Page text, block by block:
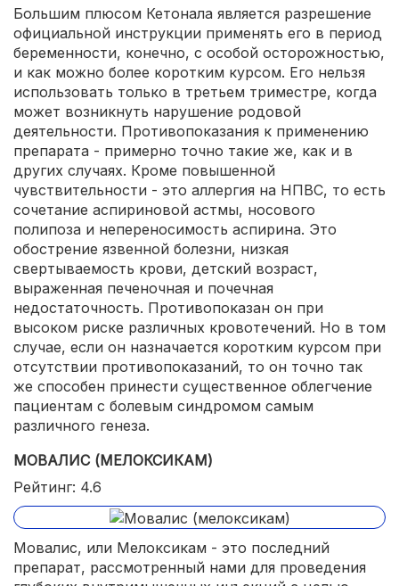
Большим плюсом Кетонала является разрешение
официальной инструкции применять его в период
беременности, конечно, с особой осторожностью,
и как можно более коротким курсом. Его нельзя
использовать только в третьем триместре, когда
может возникнуть нарушение родовой
деятельности. Противопоказания к применению
препарата - примерно точно такие же, как и в
других случаях. Кроме повышенной
чувствительности - это аллергия на НПВС, то есть
сочетание аспириновой астмы, носового
полипоза и непереносимость аспирина. Это
обострение язвенной болезни, низкая
свертываемость крови, детский возраст,
выраженная печеночная и почечная
недостаточность. Противопоказан он при
высоком риске различных кровотечений. Но в том
случае, если он назначается коротким курсом при
отсутствии противопоказаний, то он точно так
же способен принести существенное облегчение
пациентам с болевым синдромом самым
различного генеза.
МОВАЛИС (МЕЛОКСИКАМ)
Рейтинг: 4.6
Мовалис, или Мелоксикам - это последний
препарат, рассмотренный нами для проведения